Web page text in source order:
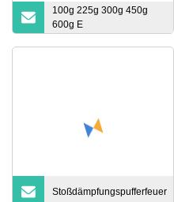
100g 225g 300g 450g
600g E
Stoßdämpfungspufferfeuer